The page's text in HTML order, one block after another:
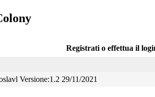
Registrati o effettua il
Versione:1.2 29/11/2021